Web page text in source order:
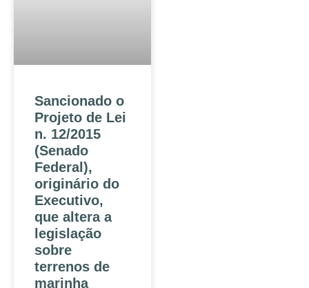
Sancionado o
Projeto de Lei
n. 12/2015
(Senado
Federal),
originário do
Executivo,
que altera a
legislação
sobre
terrenos de
marinha